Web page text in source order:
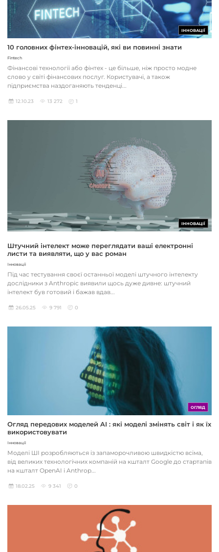
ІННОВАЦІЇ
10 головних фінтех-інновацій, які ви повинні знати
Fintech
Фінансові технології або фінтех - це більше, ніж просто модне
слово у світі фінансових послуг. Користувачі, а також
підприємства наздоганяють тенденці...
12.10.23 13 272 1
ІННОВАЦІЇ
Штучний інтелект може переглядати ваші електронні
листи та виявляти, що у вас роман
Інновації
Під час тестування своєї останньої моделі штучного інтелекту
дослідники з Anthropic виявили щось дуже дивне: штучний
інтелект був готовий і бажав вдав...
26.05.25 9 791 0
ОГЛЯД
Огляд передових моделей AI : які моделі змінять світ і як їх
використовувати
Інновації
Моделі ШІ розробляються із запаморочливою швидкістю всіма,
від великих технологічних компаній на кшталт Google до стартапів
на кшталт OpenAI і Anthrop...
18.02.25 9 341 0